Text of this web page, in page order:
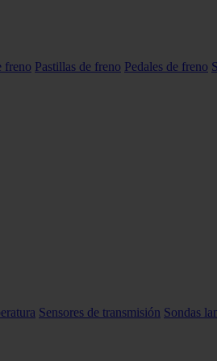
freno Pastillas de freno Pedales de freno
Sensores de transmisión Sondas